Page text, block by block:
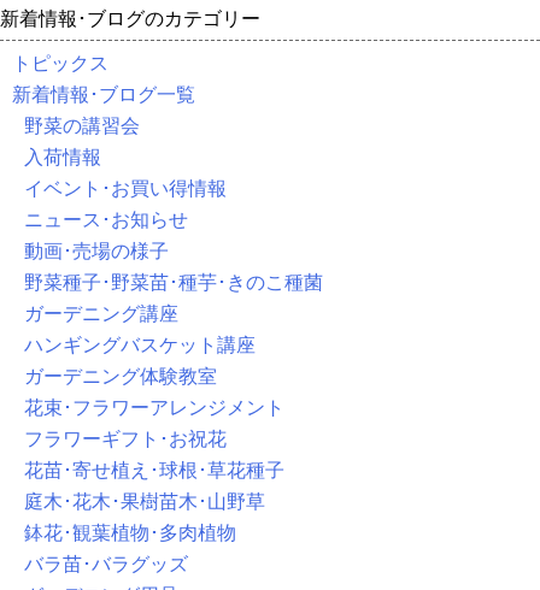
新着情報･ブログのカテゴリー
トピックス
新着情報･ブログ一覧
野菜の講習会
入荷情報
イベント･お買い得情報
ニュース･お知らせ
動画･売場の様子
野菜種子･野菜苗･種芋･きのこ種菌
ガーデニング講座
ハンギングバスケット講座
ガーデニング体験教室
花束･フラワーアレンジメント
フラワーギフト･お祝花
花苗･寄せ植え･球根･草花種子
庭木･花木･果樹苗木･山野草
鉢花･観葉植物･多肉植物
バラ苗･バラグッズ